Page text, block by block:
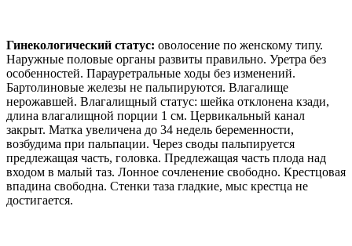
Гинекологический статус: оволосение по женскому типу.
Наружные половые органы развиты правильно. Уретра без
особенностей. Парауретральные ходы без изменений.
Бартолиновые железы не пальпируются. Влагалище
нерожавшей. Влагалищный статус: шейка отклонена кзади,
длина влагалищной порции 1 см. Цервикальный канал
закрыт. Матка увеличена до 34 недель беременности,
возбудима при пальпации. Через своды пальпируется
предлежащая часть, головка. Предлежащая часть плода над
входом в малый таз. Лонное сочленение свободно. Крестцовая
впадина свободна. Стенки таза гладкие, мыс крестца не
достигается.